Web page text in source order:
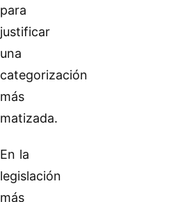
para
justificar
una
categorización
más
matizada.
En la
legislación
más